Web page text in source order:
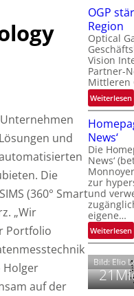
und
Die
(360° Smart
„Wir
Portfolio
Holger
auf der
o
l
i
s
i
i
t
2
0
2
l
e
t
l
i
t
s
c
OGP
Region
Optical
Vision
Partner-
Mittleren
Weiterlesen:
s
t
r
P
r
s
News‘
Die
News‘
zur
und
eigene…
Weiterlesen:
Bild: Elio